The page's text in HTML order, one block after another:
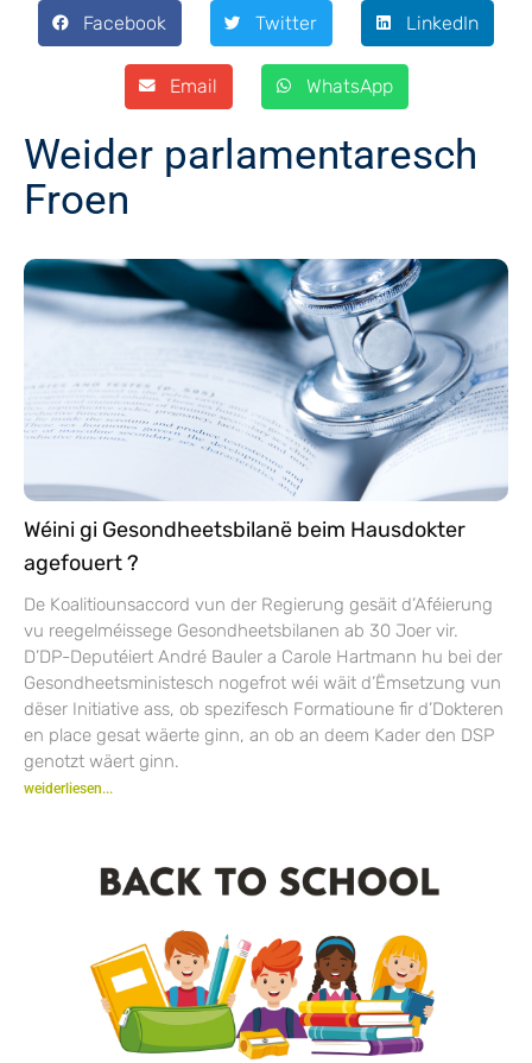
Facebook Twitter LinkedIn
Email WhatsApp
Weider parlamentaresch
Froen
Wéini gi Gesondheetsbilanë beim Hausdokter
agefouert ?
De Koalitiounsaccord vun der Regierung gesäit d’Aféierung
vu reegelméissege Gesondheetsbilanen ab 30 Joer vir.
D’DP-Deputéiert André Bauler a Carole Hartmann hu bei der
Gesondheetsministesch nogefrot wéi wäit d’Ëmsetzung vun
dëser Initiative ass, ob spezifesch Formatioune fir d’Dokteren
en place gesat wäerte ginn, an ob an deem Kader den DSP
genotzt wäert ginn.
weiderliesen...